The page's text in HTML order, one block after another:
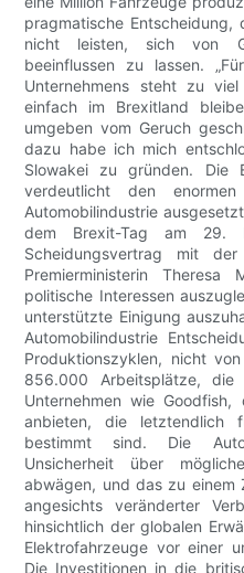
pragmatische
nicht leisten, sich von
beeinflussen zu lassen.
Unternehmens steht zu
einfach im Brexitland
umgeben vom Geruch
dazu habe ich mich
Slowakei zu gründen. Die
verdeutlicht den
Automobilindustrie
dem Brexit-Tag am 29.
Scheidungsvertrag mit
Premierministerin Theresa
politische Interessen
unterstützte Einigung
Automobilindustrie
Produktionszyklen, nicht
856.000 Arbeitsplätze,
Unternehmen wie
anbieten, die letztendlich
bestimmt sind. Die
Unsicherheit über
abwägen, und das zu einem
angesichts veränderter
hinsichtlich der globalen
Elektrofahrzeuge vor einer
Die Investitionen in die